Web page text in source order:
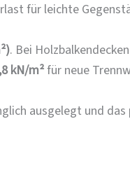
für leichte
. Bei
kN/m²für neue
ausgelegt und